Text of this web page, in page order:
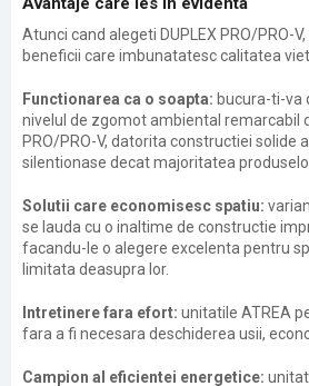
Atunci cand alegeti DUPLEX PRO/PRO-
beneficii care imbunatatesc calitatea
Functionarea ca o soapta: bucura-ti-va
nivelul de zgomot ambiental remarcabil
PRO/PRO-V, datorita constructiei solide
silentionase decat majoritatea
Solutii care economisesc spatiu:
se lauda cu o inaltime de constructie
facandu-le o alegere excelenta pentru
limitata deasupra lor.
Intretinere fara efort: unitatile ATREA
fara a fi necesara deschiderea usii,
Campion al eficientei energetice: